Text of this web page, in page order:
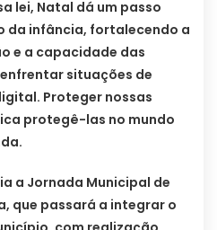
lei, Natal dá um passo
da infância, fortalecendo a
e a capacidade das
situações de
Proteger nossas
protegê-las no mundo
a Jornada Municipal de
que passará a integrar o